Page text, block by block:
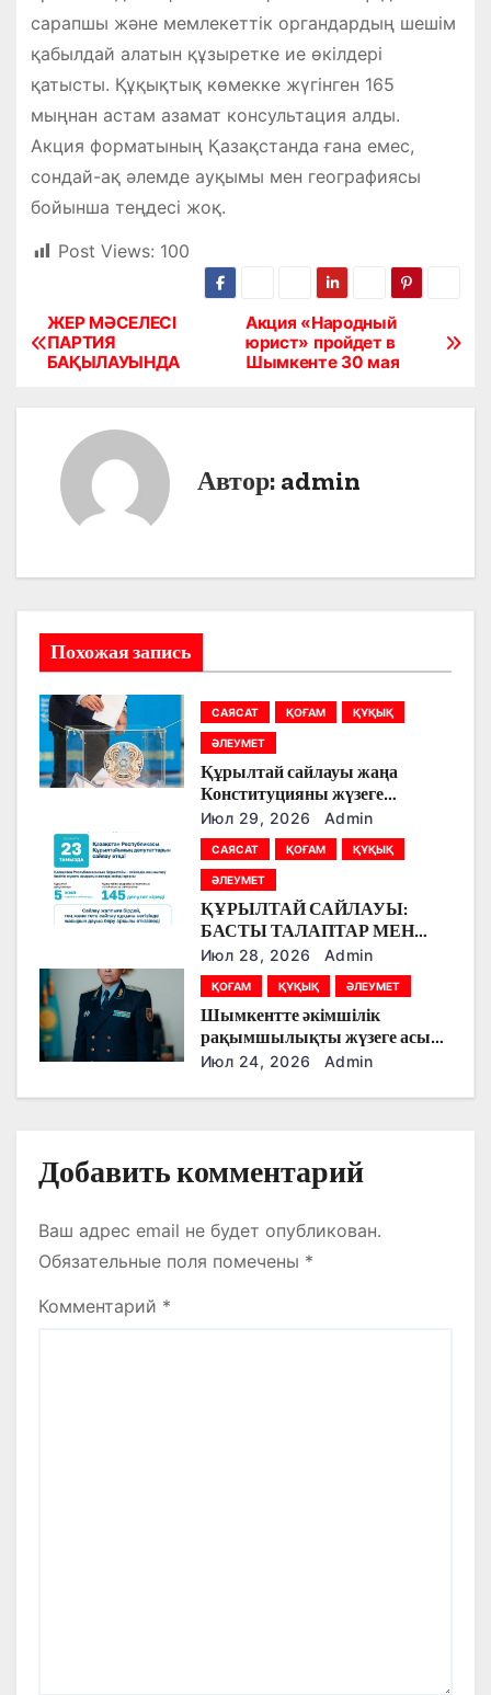
сарапшы және мемлекеттік органдардың шешім
қабылдай алатын құзыретке ие өкілдері
қатысты. Құқықтық көмекке жүгінген 165
мыңнан астам азамат консультация алды.
Акция форматының Қазақстанда ғана емес,
сондай-ақ әлемде ауқымы мен географиясы
бойынша теңдесі жоқ.
Post Views: 100
Н
и
я
п
о
с
я
Акция «Народный
юрист» пройдет в
Шымкенте 30 мая
ЖЕР МӘСЕЛЕСІ
ПАРТИЯ
БАҚЫЛАУЫНДА
Автор: admin
Похожая запись
САЯСАТ ҚОҒАМ ҚҰҚЫҚ
ӘЛЕУМЕТ
Құрылтай сайлауы жаңа
Конституцияны жүзеге
асырудың алғашқы кезеңі
болады
Июл 29, 2026 Admin
САЯСАТ ҚОҒАМ ҚҰҚЫҚ
ӘЛЕУМЕТ
ҚҰРЫЛТАЙ САЙЛАУЫ:
БАСТЫ ТАЛАПТАР МЕН
ЕРЕКШЕЛІКТЕР
Июл 28, 2026 Admin
ҚОҒАМ ҚҰҚЫҚ ӘЛЕУМЕТ
Шымкентте әкімшілік
рақымшылықты жүзеге асыру
қорытындылары шығарылды
Июл 24, 2026 Admin
Добавить комментарий
Ваш адрес email не будет опубликован.
Обязательные поля помечены *
Комментарий *